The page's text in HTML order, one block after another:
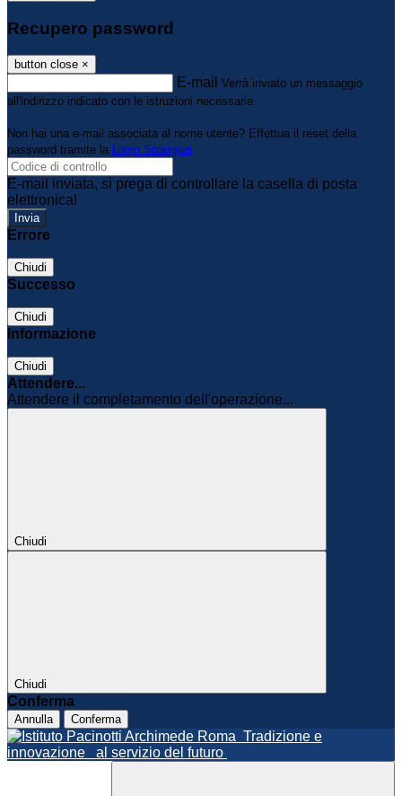
Recupero password
button close ×
E-mail Verrà inviato un messaggio
all'indirizzo indicato con le istruzioni necessarie.
Non hai una e-mail associata al nome utente? Effettua il reset della
password tramite la Login Spaggiari
E-mail inviata, si prega di controllare la casella di posta
elettronica!
Errore
Chiudi
Successo
Chiudi
Informazione
Chiudi
Attendere...
Attendere il completamento dell'operazione...
Chiudi
Chiudi
Conferma
Annulla Conferma
Roma Tradizione e
innovazione
al servizio del futuro